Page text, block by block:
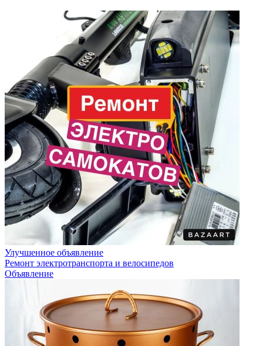
Улучшенное объявление
Ремонт электротранспорта и велосипедов
Объявление